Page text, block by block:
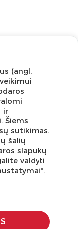
geriausius
(angl.
ir
Šiems
sutikimas.
šalių
slapukų
valdyti